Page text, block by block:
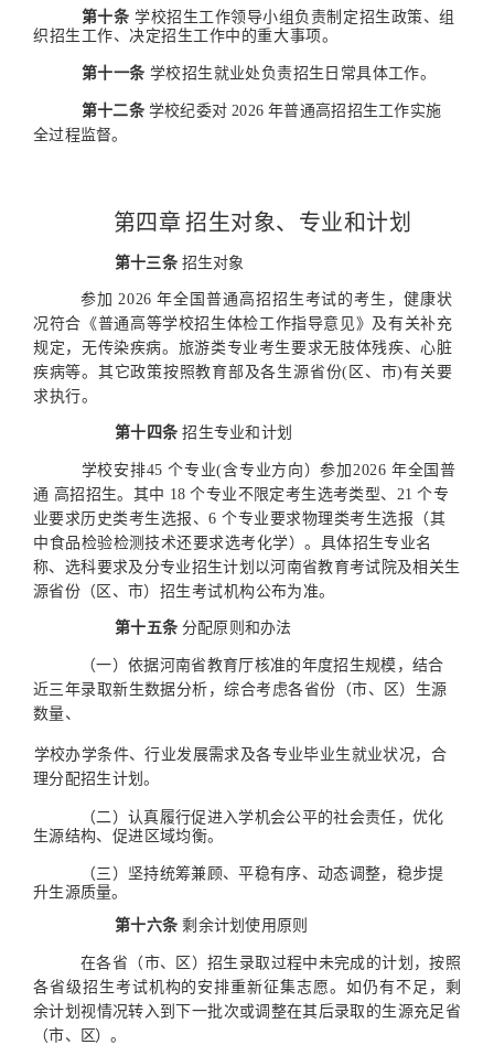
第十条 学校招生工作领导小组负责制定招生政策、组
织招生工作、决定招生工作中的重大事项。
第十一条 学校招生就业处负责招生日常具体工作。
第十二条 学校纪委对 2026 年普通高招招生工作实施
全过程监督。
第四章 招生对象、专业和计划
第十三条 招生对象
参加 2026 年全国普通高招招生考试的考生，健康状
况符合《普通高等学校招生体检工作指导意见》及有关补充
规定，无传染疾病。旅游类专业考生要求无肢体残疾、心脏
疾病等。 其它政策按照教育部及各生源省份(区、市)有关要
求执行。
第十四条 招生专业和计划
学校安排45 个专业(含专业方向）参加 2026 年全国普
通 高招招生。其中 18 个专业不限定考生选考类型、21 个专
业要求历史类考生选报、6 个专业要求物理类考生选报（其
中食品检验检测技术还要求选考化学）。具体招生专 业名
称、选科要求及分专业招生计划以河南省教育考试院及相关生
源省份 （区、 市）招生考试机构公布为准。
第十五条 分配原则和办法
（一）依据河南省教育厅核准的年度招生规模，结合
近三年录取新生数据分析，综合考虑各省份（市、区）生源
数量、
学校办学条件、行业发展需求及各专业毕业生就业状况，合
理分配招生计划。
（二）认真履行促进入学机会公平的社会责任，优化
生源结构、促进区域均衡。
（三）坚持统筹兼顾、平稳有序、动态调整，稳步提
升生源质量。
第十六条 剩余计划使用原则
在各省（市、区）招生录取过程中未完成的计划，按照
各省级招生考试机构的安排重新征集志愿。如仍有不足，剩
余计划视情况转入到下一批次或调整在其后录取的生源充足省
（市、
区）。